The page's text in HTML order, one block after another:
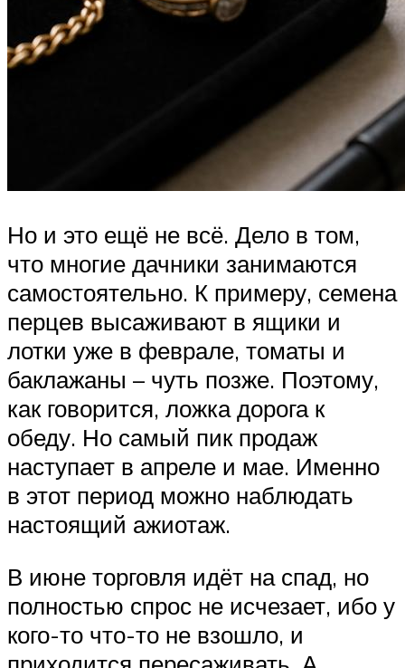
Но и это ещё не всё. Дело в том,
что многие дачники занимаются
самостоятельно. К примеру, семена
перцев высаживают в ящики и
лотки уже в феврале, томаты и
баклажаны – чуть позже. Поэтому,
как говорится, ложка дорога к
обеду. Но самый пик продаж
наступает в апреле и мае. Именно
в этот период можно наблюдать
настоящий ажиотаж.
В июне торговля идёт на спад, но
полностью спрос не исчезает, ибо у
кого-то что-то не взошло, и